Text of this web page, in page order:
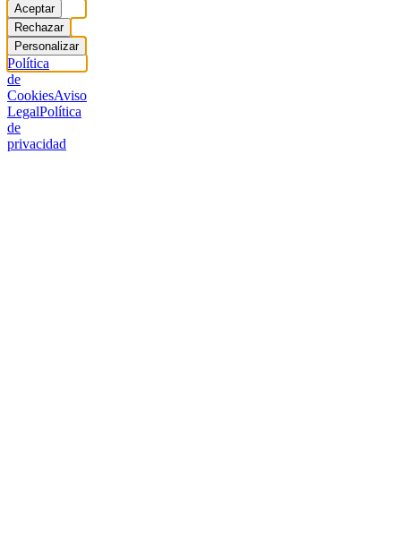
Aceptar
Rechazar
Personalizar
Política
de
CookiesAviso
LegalPolítica
de
privacidad